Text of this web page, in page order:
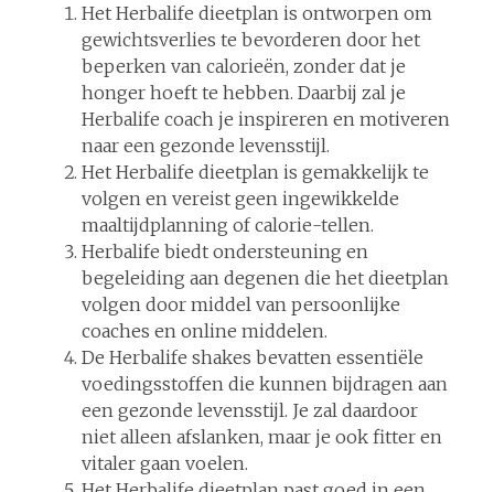
Het Herbalife dieetplan is ontworpen om
gewichtsverlies te bevorderen door het
beperken van calorieën, zonder dat je
honger hoeft te hebben. Daarbij zal je
Herbalife coach je inspireren en motiveren
naar een gezonde levensstijl.
Het Herbalife dieetplan is gemakkelijk te
volgen en vereist geen ingewikkelde
maaltijdplanning of calorie-tellen.
Herbalife biedt ondersteuning en
begeleiding aan degenen die het dieetplan
volgen door middel van persoonlijke
coaches en online middelen.
De Herbalife shakes bevatten essentiële
voedingsstoffen die kunnen bijdragen aan
een gezonde levensstijl. Je zal daardoor
niet alleen afslanken, maar je ook fitter en
vitaler gaan voelen.